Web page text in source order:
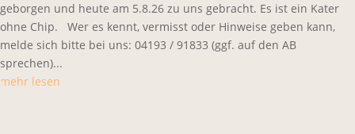
geborgen und heute am 5.8.26 zu uns gebracht. Es ist ein Kater
ohne Chip. Wer es kennt, vermisst oder Hinweise geben kann,
melde sich bitte bei uns: 04193 / 91833 (ggf. auf den AB
sprechen)...
mehr lesen